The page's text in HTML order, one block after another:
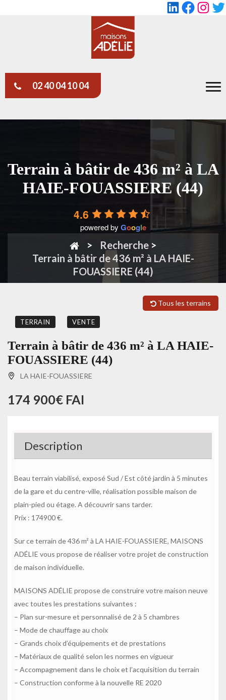
LinkedIn
02 40 04 10 04
Terrain à bâtir de 436 m² à LA
HAIE-FOUASSIERE (44)
4.6
powered by Google
Recherche >
Terrain à bâtir de 436 m² à LA HAIE-
FOUASSIERE (44)
Tous les terrains
TERRAIN VENTE
Terrain à bâtir de 436 m² à LA HAIE-
FOUASSIERE (44)
LA HAIE-FOUASSIERE
174 900€ FAI
Description
Beau terrain viabilisé, exposé Sud / Est côté jardin à 5 minutes
de la gare et du centre-ville, réalisation possible maison de
plain-pied ou étage. A découvrir sans tarder.
Prix : 174900 €.
Sur ce terrain de 436 m² à LA HAIE-FOUASSIERE, MAISONS
ADÉLIE vous propose de réaliser votre projet de construction
de maison individuelle.
MAISONS ADÉLIE propose de construire votre maison neuve
avec toutes les prestations suivantes :
– Plan sur-mesure et personnalisé de 2 à 5 chambres
– Mode de chauffage au choix
– Grands choix d’équipements et de prestations
– Matériaux de qualité selon les normes en vigueur
– Accompagnement dans le choix et l’acquisition du terrain
– Construction conforme à la nouvelle RE 2020